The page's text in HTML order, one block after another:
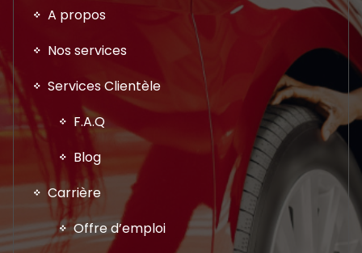
A propos
Nos services
Services Clientèle
F.A.Q
Blog
Carrière
Offre d’emploi